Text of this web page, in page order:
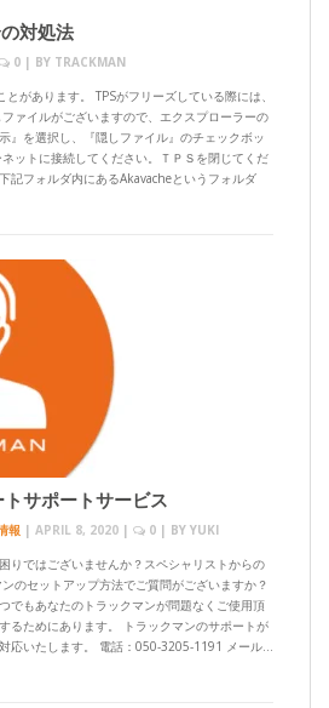
対処法
0 | BY TRACKMAN
があります。 TPSがフリーズしている際には、
ァイルがございますので、エクスプローラーの
』を選択し、『隠しファイル』のチェックボッ
ットに接続してください。ＴＰＳを閉じてくだ
記フォルダ内にあるAkavacheというフォルダ
トサポートサービス
報 | APRIL 8, 2020 | 0 | BY YUKI
りではございませんか？スペシャリストからの
のセットアップ方法でご質問がございますか？
でもあなたのトラックマンが問題なくご使用頂
るためにあります。 トラックマンのサポートが
応いたします。 電話：050-3205-1191 メール…